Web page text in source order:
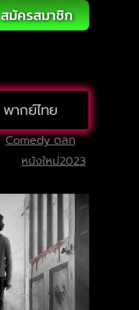
สมัครสมาชิก
พากย์ไทย
Comedy ตลก
หนังใหม่2023